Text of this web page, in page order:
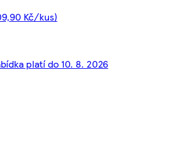
Kč/kus)
platí do 10. 8. 2026